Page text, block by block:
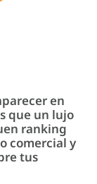
en
que un lujo
ranking
comercial y
tus